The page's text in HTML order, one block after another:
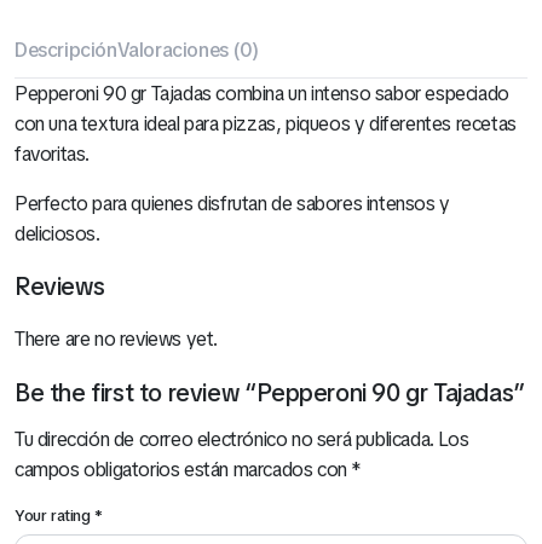
DescripciónValoraciones (0)
Pepperoni 90 gr Tajadas combina un intenso sabor especiado
con una textura ideal para pizzas, piqueos y diferentes recetas
favoritas.
Perfecto para quienes disfrutan de sabores intensos y
deliciosos.
Reviews
There are no reviews yet.
Be the first to review “Pepperoni 90 gr Tajadas”
Tu dirección de correo electrónico no será publicada. Los
campos obligatorios están marcados con*
Your rating*